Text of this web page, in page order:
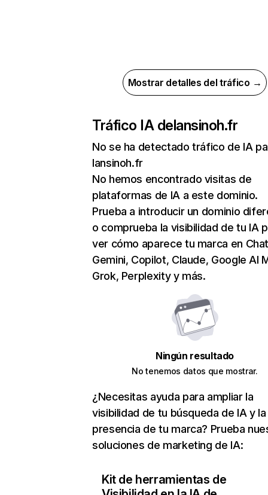
Mostrar detalles del tráfico →
Tráfico IA delansinoh.fr
No se ha detectado tráfico de IA
lansinoh.fr
No hemos encontrado visitas de
plataformas de IA a este dominio.
Prueba a introducir un dominio
o comprueba la visibilidad de tu IA
ver cómo aparece tu marca en
Gemini, Copilot, Claude, Google AI
Grok, Perplexity y más.
Ningún resultado
No tenemos datos que mostrar.
¿Necesitas ayuda para ampliar la
visibilidad de tu búsqueda de IA y la
presencia de tu marca? Prueba
soluciones de marketing de IA:
Kit de herramientas de